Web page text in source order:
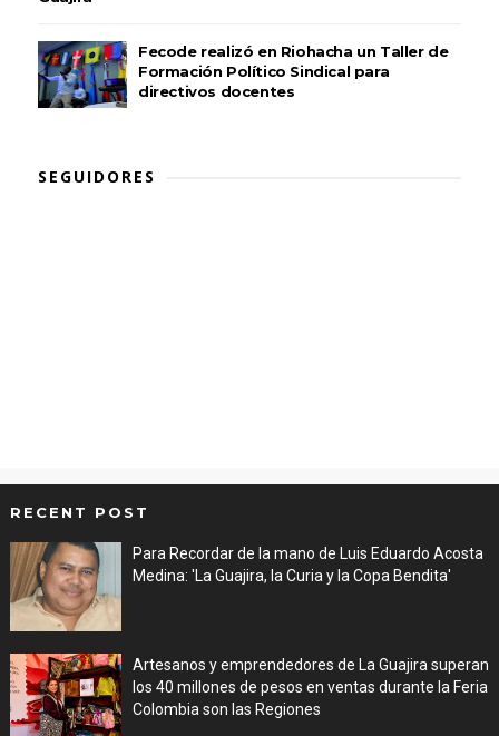
Fecode realizó en Riohacha un Taller de
Formación Político Sindical para
directivos docentes
SEGUIDORES
RECENT POST
Para Recordar de la mano de Luis Eduardo Acosta
Medina: 'La Guajira, la Curia y la Copa Bendita'
Artesanos y emprendedores de La Guajira superan
los 40 millones de pesos en ventas durante la Feria
Colombia son las Regiones